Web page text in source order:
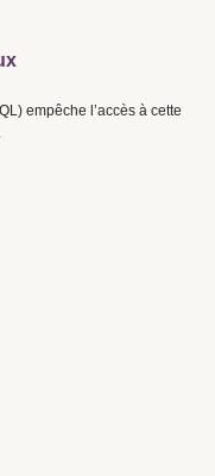
empêche l’accès à cette